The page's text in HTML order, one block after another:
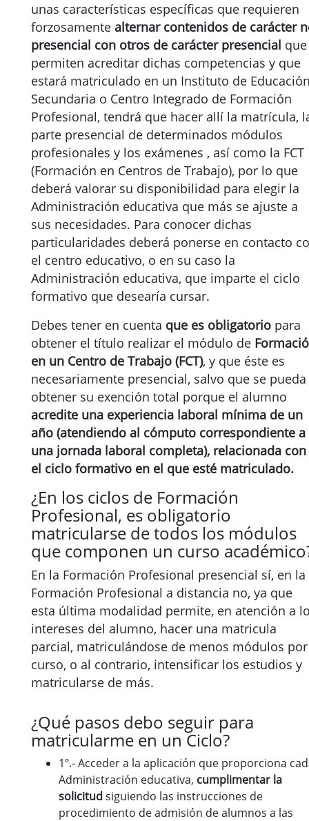
unas características específicas que requieren
forzosamente alternar contenidos de carácter
presencial con otros de carácter presencial que
permiten acreditar dichas competencias y que
estará matriculado en un Instituto de
Secundaria o Centro Integrado de Formación
Profesional, tendrá que hacer allí la matrícula,
parte presencial de determinados módulos
profesionales y los exámenes , así como la FCT
(Formación en Centros de Trabajo), por lo que
deberá valorar su disponibilidad para elegir la
Administración educativa que más se ajuste a
sus necesidades. Para conocer dichas
particularidades deberá ponerse en contacto
el centro educativo, o en su caso la
Administración educativa, que imparte el ciclo
formativo que desearía cursar.
Debes tener en cuenta que es obligatorio para
obtener el título realizar el módulo de
en un Centro de Trabajo (FCT), y que éste es
necesariamente presencial, salvo que se pueda
obtener su exención total porque el alumno
acredite una experiencia laboral mínima de un
año (atendiendo al cómputo correspondiente a
una jornada laboral completa), relacionada con
el ciclo formativo en el que esté matriculado.
¿En los ciclos de Formación
Profesional, es obligatorio
matricularse de todos los módulos
que componen un curso
En la Formación Profesional presencial sí, en la
Formación Profesional a distancia no, ya que
esta última modalidad permite, en atención a
intereses del alumno, hacer una matricula
parcial, matriculándose de menos módulos por
curso, o al contrario, intensificar los estudios y
matricularse de más.
¿Qué pasos debo seguir para
matricularme en un Ciclo?
1º.- Acceder a la aplicación que proporciona
Administración educativa, cumplimentar la
solicitud siguiendo las instrucciones de
procedimiento de admisión de alumnos a las